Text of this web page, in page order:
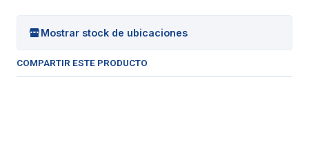
Mostrar stock de ubicaciones
COMPARTIR ESTE PRODUCTO